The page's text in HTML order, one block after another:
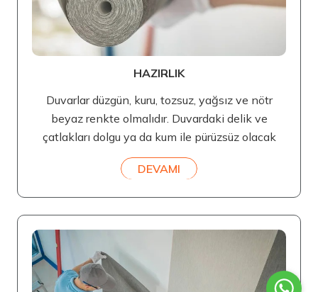
HAZIRLIK
Duvarlar düzgün, kuru, tozsuz, yağsız ve nötr
beyaz renkte olmalıdır. Duvardaki delik ve
çatlakları dolgu ya da kum ile pürüzsüz olacak
DEVAMI